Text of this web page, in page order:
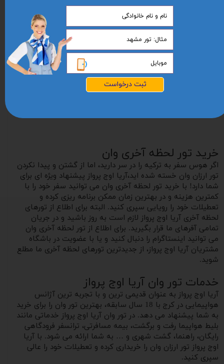
خرید تور لحظه آخری وان
اگر هوس سفر به ترکیه را در سر دارید، اما از گشتن و‌ پیدا نکردن
تور ارزان وان خسته شده اید،آریا اوج پرواز پیشنهاد ویژه ای برای
شما دارد! با خرید تور لحظه آخری وان می توانید سفر خود را با
کمترین هزینه و در بهترین زمان ممکن برنامه ریزی کرده و
تعطیلات خود را رویایی سپری کنید. البته برای اطلاع از تورهای
لحظه آخری آریا اوج پرواز لازم است به روز باشید و در جریان
تمامی آفرهای ما قرار بگیرید. برای اطلاع از تور لحظه آخری وان
می توانید اینستاگرام را دنبال کنید و یا با عضویت در باشگاه
مشتریان آریا اوج پرواز، از جدیدترین تورهای لحظه آخری ما مطلع
شوید.
خدمات تور وان آریا اوج پرواز
آریا اوج پرواز به عنوان قدیمی ترین و با تجربه ترین آژانس
هواپیمایی در کرج با 18 سال سابقه، بهترین تور وان را برای خرید
به شما پیشنهاد می دهد. در تور وان آریا اوج پرواز خدماتی مانند
بلیط هواپیما رفت و برگشت، بیمه مسافرتی، ترانسفر فرودگاهی
رایگان، راهنما، گشت شهری و … به شما ارائه می شود. با آریا
اوج پرواز تور ارزان وان را خریداری کرده و تعطیلات خود را عالی
سپری کنید.
ثبت درخواست